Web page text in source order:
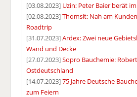
[03.08.2023] Uzin: Peter Baier berät
[02.08.2023]Thomsit: Nah am
Roadtrip
[31.07.2023]Ardex: Zwei neue
Wand und Decke
[27.07.2023]Sopro Bauchemie:
Ostdeutschland
[14.07.2023]75 Jahre Deutsche
zum Feiern